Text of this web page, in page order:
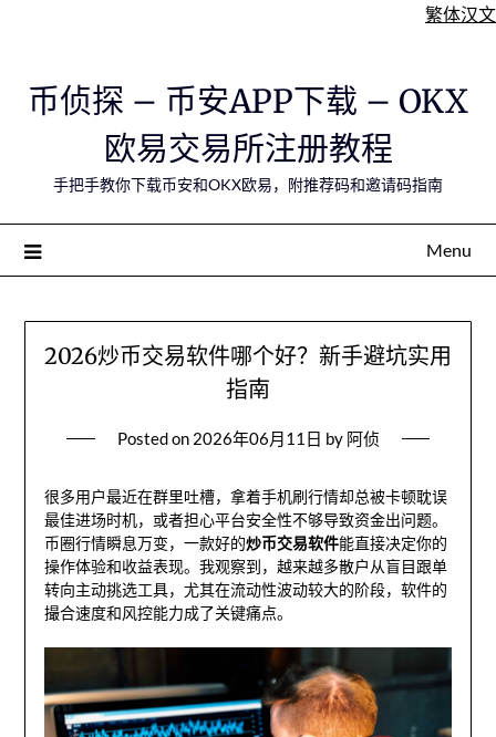
繁体汉文
币侦探 – 币安APP下载 – OKX
欧易交易所注册教程
手把手教你下载币安和OKX欧易，附推荐码和邀请码指南
Menu
2026炒币交易软件哪个好？新手避坑实用
指南
Posted on 2026年06月11日 by 阿侦
很多用户最近在群里吐槽，拿着手机刷行情却总被卡顿耽误
最佳进场时机，或者担心平台安全性不够导致资金出问题。
币圈行情瞬息万变，一款好的炒币交易软件能直接决定你的
操作体验和收益表现。我观察到，越来越多散户从盲目跟单
转向主动挑选工具，尤其在流动性波动较大的阶段，软件的
撮合速度和风控能力成了关键痛点。